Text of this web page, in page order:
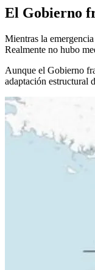
El Gobierno
Mientras la
Realmente no hubo
Aunque el Gobierno
adaptación estructural